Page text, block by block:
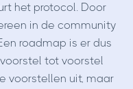
het protocol. Door
in de community
roadmap is er dus
tot voorstel
voorstellen uit, maar